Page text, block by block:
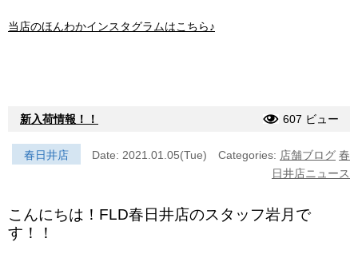
当店のほんわかインスタグラムはこちら♪
新入荷情報！！ 607 ビュー
春日井店 Date: 2021.01.05(Tue) Categories: 店舗ブログ 春
日井店ニュース
こんにちは！FLD春日井店のスタッフ岩月で
す！！